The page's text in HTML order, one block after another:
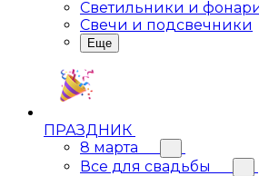
Светильники и
Свечи и подсвечники
Еще
ПРАЗДНИК
8 марта
Все для свадьбы